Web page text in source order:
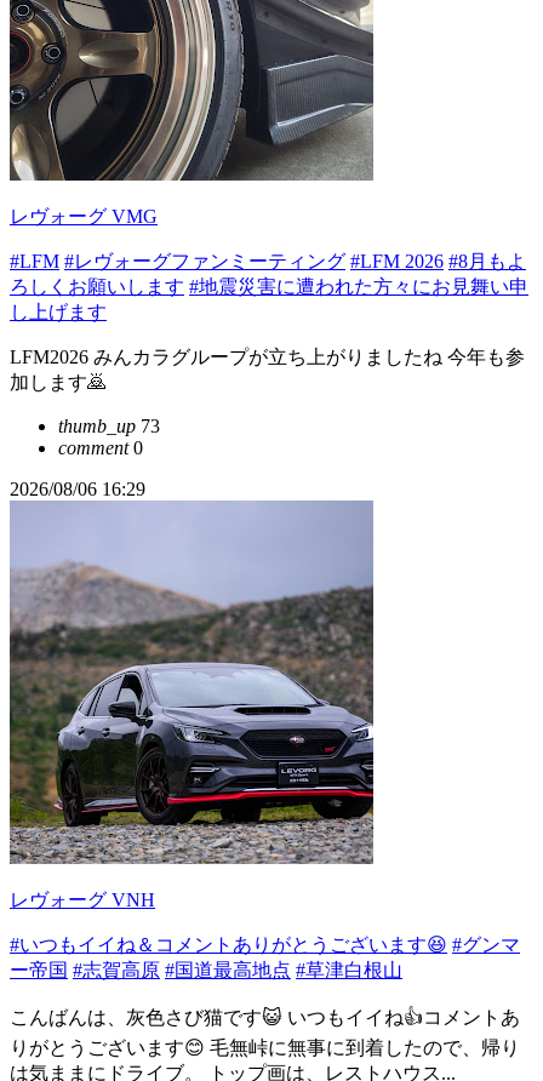
レヴォーグ VMG
#LFM #レヴォーグファンミーティング #LFM 2026 #8月もよ
ろしくお願いします #地震災害に遭われた方々にお見舞い申
し上げます
LFM2026 みんカラグループが立ち上がりましたね 今年も参
加します🙇
thumb_up 73
comment0
2026/08/06 16:29
レヴォーグ VNH
#いつもイイね＆コメントありがとうございます😆 #グンマ
ー帝国 #志賀高原 #国道最高地点 #草津白根山
こんばんは、灰色さび猫です😺 いつもイイね👍コメントあ
りがとうございます😊 毛無峠に無事に到着したので、帰り
は気ままにドライブ。 トップ画は、レストハウス...